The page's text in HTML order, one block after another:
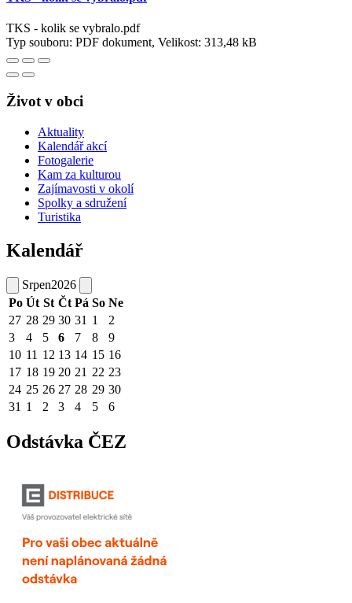
TKS - kolik se vybralo.pdf
Typ souboru: PDF dokument, Velikost: 313,48 kB
Život v obci
Aktuality
Kalendář akcí
Fotogalerie
Kam za kulturou
Zajímavosti v okolí
Spolky a sdružení
Turistika
Kalendář
Srpen2026
Po Út St Čt Pá So Ne
27 28 29 30 31 1
2
3
4 5 6 7 8
9
10 11 12 13 14 15 16
17 18 19 20 21 22 23
24 25 26 27 28 29 30
31 1 2 3 4 5 6
Odstávka ČEZ